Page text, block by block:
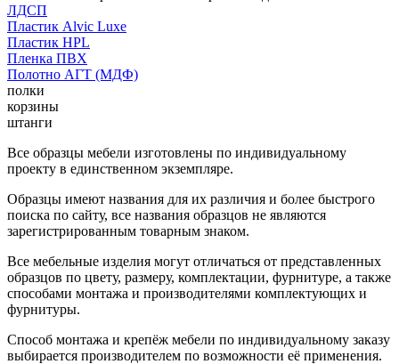
ЛДСП
Пластик Alvic Luxe
Пластик HPL
Пленка ПВХ
Полотно АГТ (МДФ)
полки
корзины
штанги
Все образцы мебели изготовлены по индивидуальному
проекту в единственном экземпляре.
Образцы имеют названия для их различия и более быстрого
поиска по сайту, все названия образцов не являются
зарегистрированным товарным знаком.
Все мебельные изделия могут отличаться от представленных
образцов по цвету, размеру, комплектации, фурнитуре, а также
способами монтажа и производителями комплектующих и
фурнитуры.
Способ монтажа и крепёж мебели по индивидуальному заказу
выбирается производителем по возможности её применения.